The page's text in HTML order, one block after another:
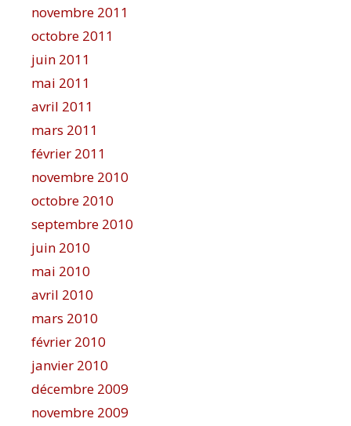
novembre 2011
octobre 2011
juin 2011
mai 2011
avril 2011
mars 2011
février 2011
novembre 2010
octobre 2010
septembre 2010
juin 2010
mai 2010
avril 2010
mars 2010
février 2010
janvier 2010
décembre 2009
novembre 2009